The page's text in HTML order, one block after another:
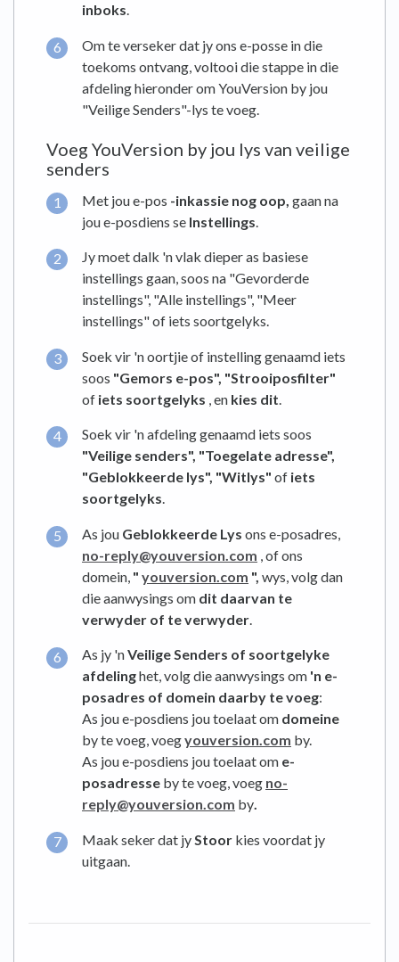
inboks.
Om te verseker dat jy ons e-posse in die
toekoms ontvang, voltooi die stappe in die
afdeling hieronder om YouVersion by jou
"Veilige Senders"-lys te voeg.
Voeg YouVersion by jou lys van veilige
senders
Met jou e-pos -inkassie nog oop, gaan na
jou e-posdiens se Instellings
Jy moet dalk 'n vlak dieper as basiese
instellings gaan, soos na "Gevorderde
instellings", "Alle instellings", "Meer
instellings" of iets soortgelyks.
Soek vir 'n oortjie of instelling genaamd iets
soos "Gemors e-pos", "Strooiposfilter"
of iets soortgelyks , en kies dit
Soek vir 'n afdeling genaamd iets soos
"Veilige senders", "Toegelate adresse",
"Geblokkeerde lys", "Witlys" of iets
soortgelyks.
As jou Geblokkeerde Lys ons e-posadres,
no-reply@youversion.com , of ons
domein, " youversion.com ", wys, volg dan
die aanwysings om dit daarvan te
verwyder of te verwyder.
As jy 'nVeilige Senders of soortgelyke
afdelinghet, volg die aanwysings om 'n e-
posadres of domein daarby te voeg:
As jou e-posdiens jou toelaat om domeine
by te voeg, voegyouversion.com by.
As jou e-posdiens jou toelaat om e-
posadresse by te voeg, voeg no-
reply@youversion.com by.
Maak seker dat jyStoor kies voordat jy
uitgaan.